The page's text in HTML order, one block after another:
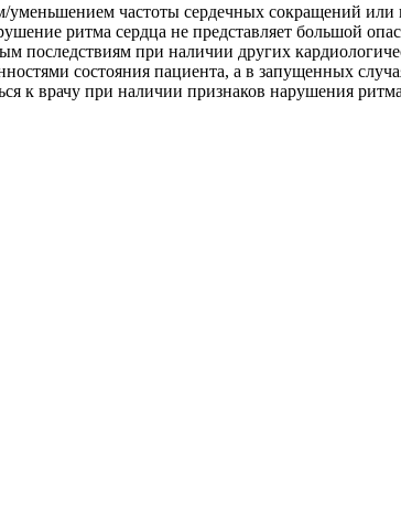
уменьшением частоты сердечных сокращений
ритма сердца не представляет большой
последствиям при наличии других
состояния пациента, а в запущенных
к врачу при наличии признаков нарушения